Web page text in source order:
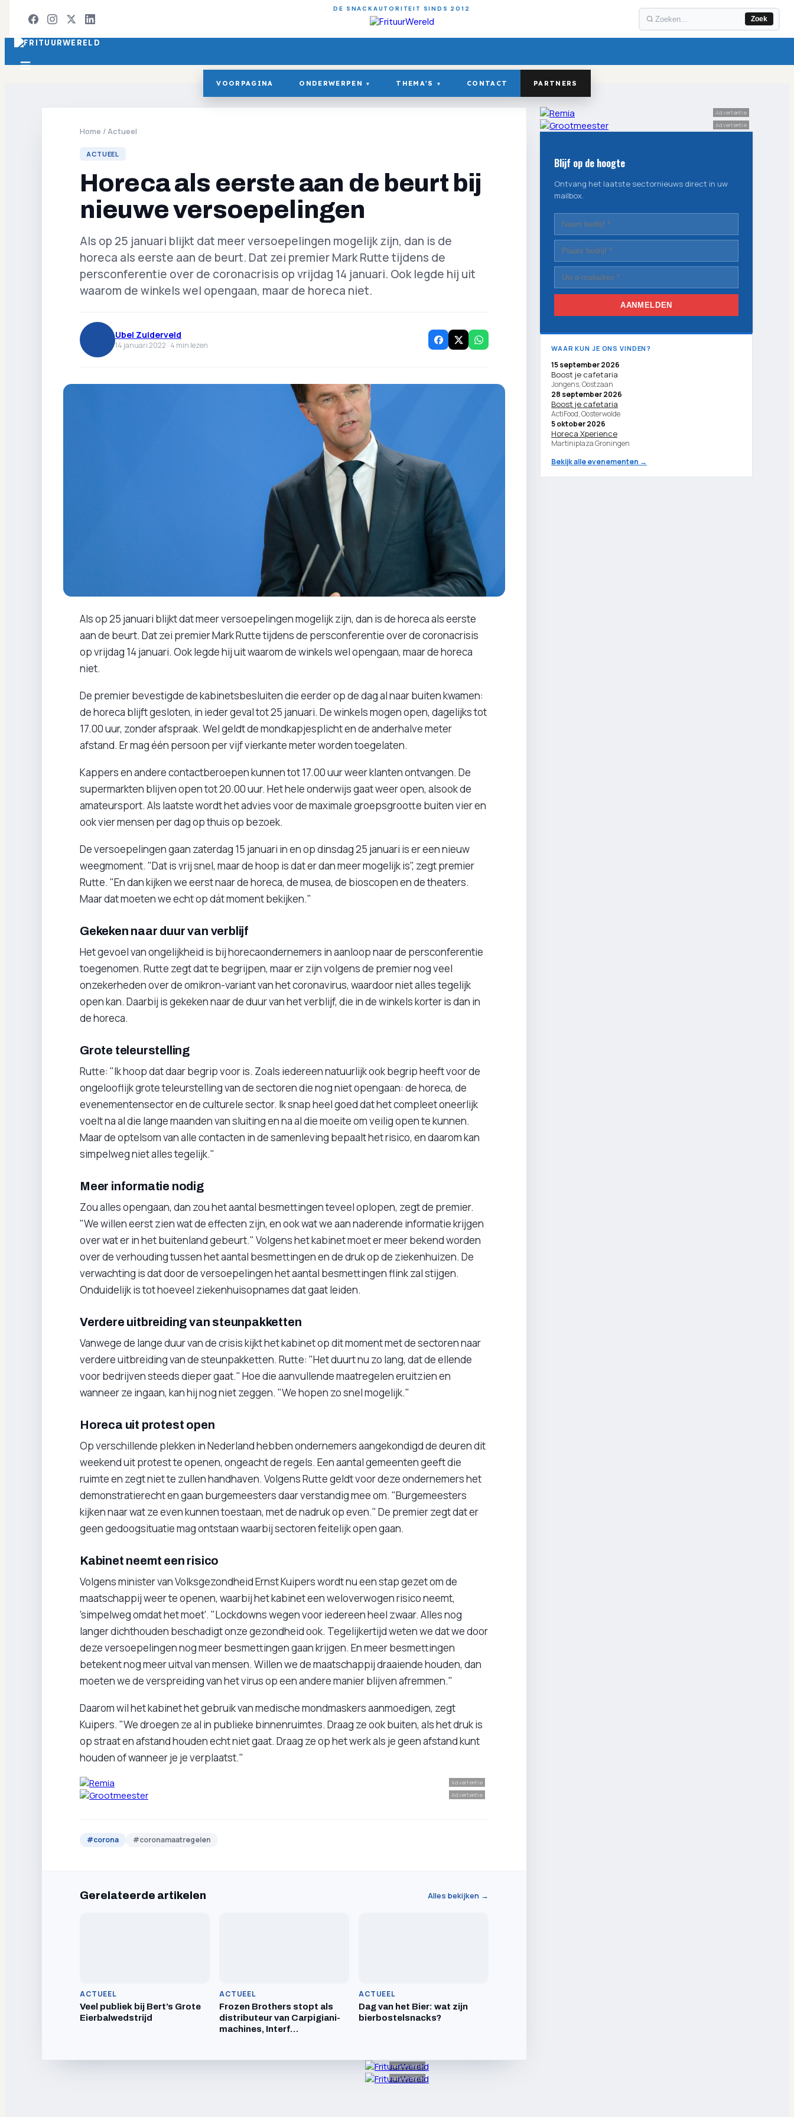
DE SNACKAUTORITEIT SINDS 2012
Zoek
VOORPAGINA ONDERWERPEN ▾ THEMA'S ▾ CONTACT PARTNERS
Home /Actueel
ACTUEEL
Horeca als eerste aan de beurt bij
nieuwe versoepelingen
Als op 25 januari blijkt dat meer versoepelingen mogelijk zijn, dan is de
horeca als eerste aan de beurt. Dat zei premier Mark Rutte tijdens de
persconferentie over de coronacrisis op vrijdag 14 januari. Ook legde hij uit
waarom de winkels wel opengaan, maar de horeca niet.
Ubel Zuiderveld
14 januari 2022 · 4 min lezen
Als op 25 januari blijkt dat meer versoepelingen mogelijk zijn, dan is de horeca als eerste
aan de beurt. Dat zei premier Mark Rutte tijdens de persconferentie over de coronacrisis
op vrijdag 14 januari. Ook legde hij uit waarom de winkels wel opengaan, maar de horeca
niet.
De premier bevestigde de kabinetsbesluiten die eerder op de dag al naar buiten kwamen:
de horeca blijft gesloten, in ieder geval tot 25 januari. De winkels mogen open, dagelijks tot
17.00 uur, zonder afspraak. Wel geldt de mondkapjesplicht en de anderhalve meter
afstand. Er mag één persoon per vijf vierkante meter worden toegelaten.
Kappers en andere contactberoepen kunnen tot 17.00 uur weer klanten ontvangen. De
supermarkten blijven open tot 20.00 uur. Het hele onderwijs gaat weer open, alsook de
amateursport. Als laatste wordt het advies voor de maximale groepsgrootte buiten vier en
ook vier mensen per dag op thuis op bezoek.
De versoepelingen gaan zaterdag 15 januari in en op dinsdag 25 januari is er een nieuw
weegmoment. "Dat is vrij snel, maar de hoop is dat er dan meer mogelijk is", zegt premier
Rutte. "En dan kijken we eerst naar de horeca, de musea, de bioscopen en de theaters.
Maar dat moeten we echt op dát moment bekijken."
Gekeken naar duur van verblijf
Het gevoel van ongelijkheid is bij horecaondernemers in aanloop naar de persconferentie
toegenomen. Rutte zegt dat te begrijpen, maar er zijn volgens de premier nog veel
onzekerheden over de omikron-variant van het coronavirus, waardoor niet alles tegelijk
open kan. Daarbij is gekeken naar de duur van het verblijf, die in de winkels korter is dan in
de horeca.
Grote teleurstelling
Rutte: "Ik hoop dat daar begrip voor is. Zoals iedereen natuurlijk ook begrip heeft voor de
ongelooflijk grote teleurstelling van de sectoren die nog niet opengaan: de horeca, de
evenementensector en de culturele sector. Ik snap heel goed dat het compleet oneerlijk
voelt na al die lange maanden van sluiting en na al die moeite om veilig open te kunnen.
Maar de optelsom van alle contacten in de samenleving bepaalt het risico, en daarom kan
simpelweg niet alles tegelijk."
Meer informatie nodig
Zou alles opengaan, dan zou het aantal besmettingen teveel oplopen, zegt de premier.
"We willen eerst zien wat de effecten zijn, en ook wat we aan naderende informatie krijgen
over wat er in het buitenland gebeurt." Volgens het kabinet moet er meer bekend worden
over de verhouding tussen het aantal besmettingen en de druk op de ziekenhuizen. De
verwachting is dat door de versoepelingen het aantal besmettingen flink zal stijgen.
Onduidelijk is tot hoeveel ziekenhuisopnames dat gaat leiden.
Verdere uitbreiding van steunpakketten
Vanwege de lange duur van de crisis kijkt het kabinet op dit moment met de sectoren naar
verdere uitbreiding van de steunpakketten. Rutte: "Het duurt nu zo lang, dat de ellende
voor bedrijven steeds dieper gaat." Hoe die aanvullende maatregelen eruitzien en
wanneer ze ingaan, kan hij nog niet zeggen. "We hopen zo snel mogelijk."
Horeca uit protest open
Op verschillende plekken in Nederland hebben ondernemers aangekondigd de deuren dit
weekend uit protest te openen, ongeacht de regels. Een aantal gemeenten geeft die
ruimte en zegt niet te zullen handhaven. Volgens Rutte geldt voor deze ondernemers het
demonstratierecht en gaan burgemeesters daar verstandig mee om. "Burgemeesters
kijken naar wat ze even kunnen toestaan, met de nadruk op even." De premier zegt dat er
geen gedoogsituatie mag ontstaan waarbij sectoren feitelijk open gaan.
Kabinet neemt een risico
Volgens minister van Volksgezondheid Ernst Kuipers wordt nu een stap gezet om de
maatschappij weer te openen, waarbij het kabinet een weloverwogen risico neemt,
'simpelweg omdat het moet'. "Lockdowns wegen voor iedereen heel zwaar. Alles nog
langer dichthouden beschadigt onze gezondheid ook. Tegelijkertijd weten we dat we door
deze versoepelingen nog meer besmettingen gaan krijgen. En meer besmettingen
betekent nog meer uitval van mensen. Willen we de maatschappij draaiende houden, dan
moeten we de verspreiding van het virus op een andere manier blijven afremmen."
Daarom wil het kabinet het gebruik van medische mondmaskers aanmoedigen, zegt
Kuipers. "We droegen ze al in publieke binnenruimtes. Draag ze ook buiten, als het druk is
op straat en afstand houden echt niet gaat. Draag ze op het werk als je geen afstand kunt
houden of wanneer je je verplaatst."
Advertentie
Advertentie
#corona #coronamaatregelen
Gerelateerde artikelen Alles bekijken →
ACTUEEL
Veel publiek bij Bert’s Grote
Eierbalwedstrijd
ACTUEEL
Frozen Brothers stopt als
distributeur van Carpigiani-
machines, Interf…
ACTUEEL
Dag van het Bier: wat zijn
bierbostelsnacks?
Advertentie
Advertentie
Blijf op de hoogte
Ontvang het laatste sectornieuws direct in uw
mailbox.
AANMELDEN
WAAR KUN JE ONS VINDEN?
15 september 2026
Boost je cafetaria
Jongens, Oostzaan
28 september 2026
Boost je cafetaria
ActiFood, Oosterwolde
5 oktober 2026
Horeca Xperience
Martiniplaza Groningen
Bekijk alle evenementen →
Advertentie
Advertentie